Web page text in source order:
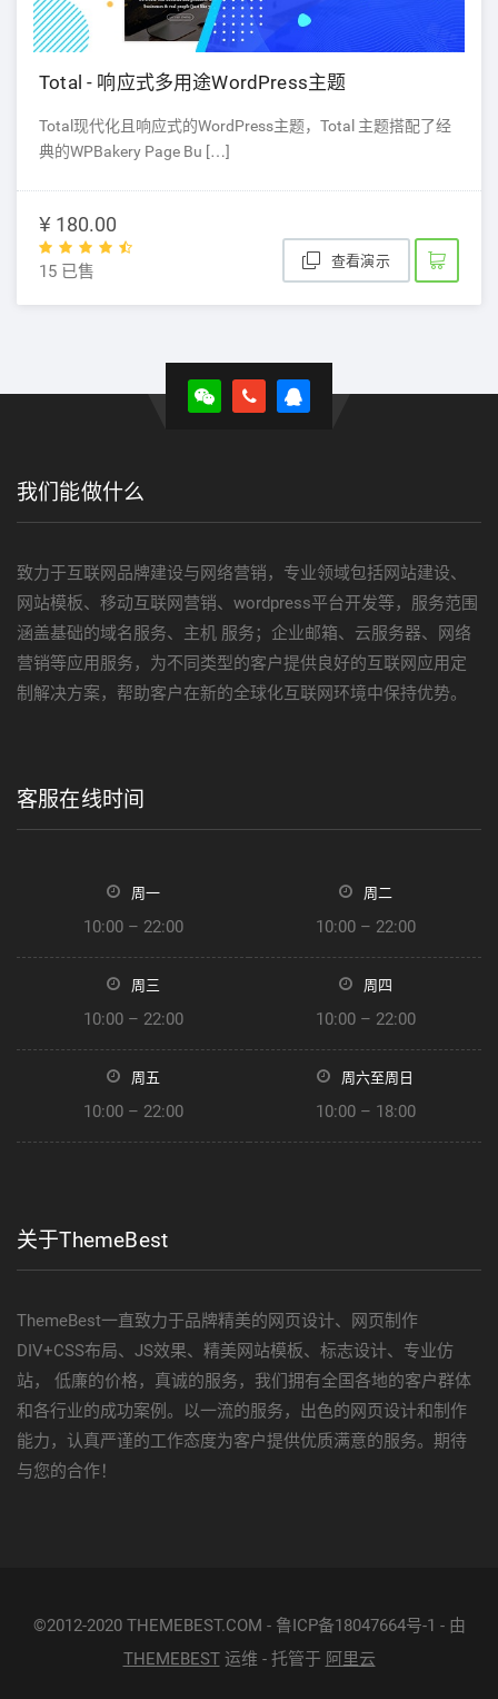
Total - 响应式多用途WordPress主题
Total现代化且响应式的WordPress主题，Total 主题搭配了经
典的WPBakery Page Bu […]
¥ 180.00
15 已售
查看演示
我们能做什么
致力于互联网品牌建设与网络营销，专业领域包括网站建设、
网站模板、移动互联网营销、wordpress平台开发等，服务范围
涵盖基础的域名服务、主机 服务；企业邮箱、云服务器、网络
营销等应用服务，为不同类型的客户提供良好的互联网应用定
制解决方案，帮助客户在新的全球化互联网环境中保持优势。
客服在线时间
周一
10:00 – 22:00
周二
10:00 – 22:00
周三
10:00 – 22:00
周四
10:00 – 22:00
周五
10:00 – 22:00
周六至周日
10:00 – 18:00
关于ThemeBest
ThemeBest一直致力于品牌精美的网页设计、网页制作
DIV+CSS布局、JS效果、精美网站模板、标志设计、专业仿
站， 低廉的价格，真诚的服务，我们拥有全国各地的客户群体
和各行业的成功案例。以一流的服务，出色的网页设计和制作
能力，认真严谨的工作态度为客户提供优质满意的服务。期待
与您的合作！
©2012-2020 THEMEBEST.COM - 鲁ICP备18047664号-1 - 由
THEMEBEST运维 - 托管于 阿里云